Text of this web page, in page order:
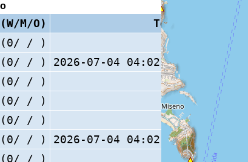
M/O) Tempo S (W/M/O)
(0/ / )
(0/ / )
2026-07-04 04:02:05.11 (0/ / )
(0/ / )
(0/ / )
(0/ / )
(0/ / ) 2026-07-04 04:02:05.17 (0/ / )
(0/ / )